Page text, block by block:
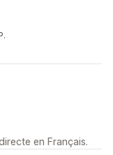
en Français.